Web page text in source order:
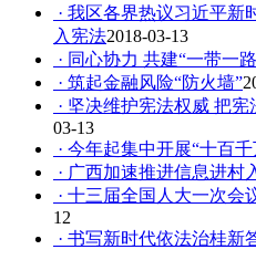
· 我区各界热议习近平新
入宪法2018-03-13
· 同心协力 共建“一带一
· 筑起金融风险“防火墙”
· 坚决维护宪法权威 把
03-13
· 今年起集中开展“十百
· 广西加速推进信息进村
· 十三届全国人大一次会
12
· 书写新时代依法治桂新